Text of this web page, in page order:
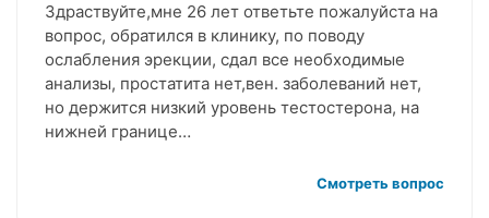
Здраствуйте,мне 26 лет ответьте пожалуйста на
вопрос, обратился в клинику, по поводу
ослабления эрекции, сдал все необходимые
анализы, простатита нет,вен. заболеваний нет,
но держится низкий уровень тестостерона, на
нижней границе…
Смотреть вопрос